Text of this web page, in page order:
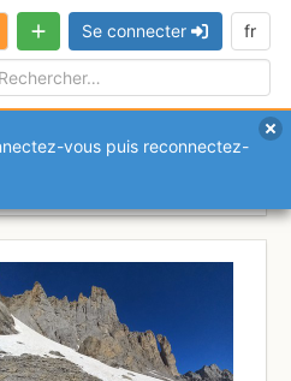
Se connecter fr
vous puis reconnectez-